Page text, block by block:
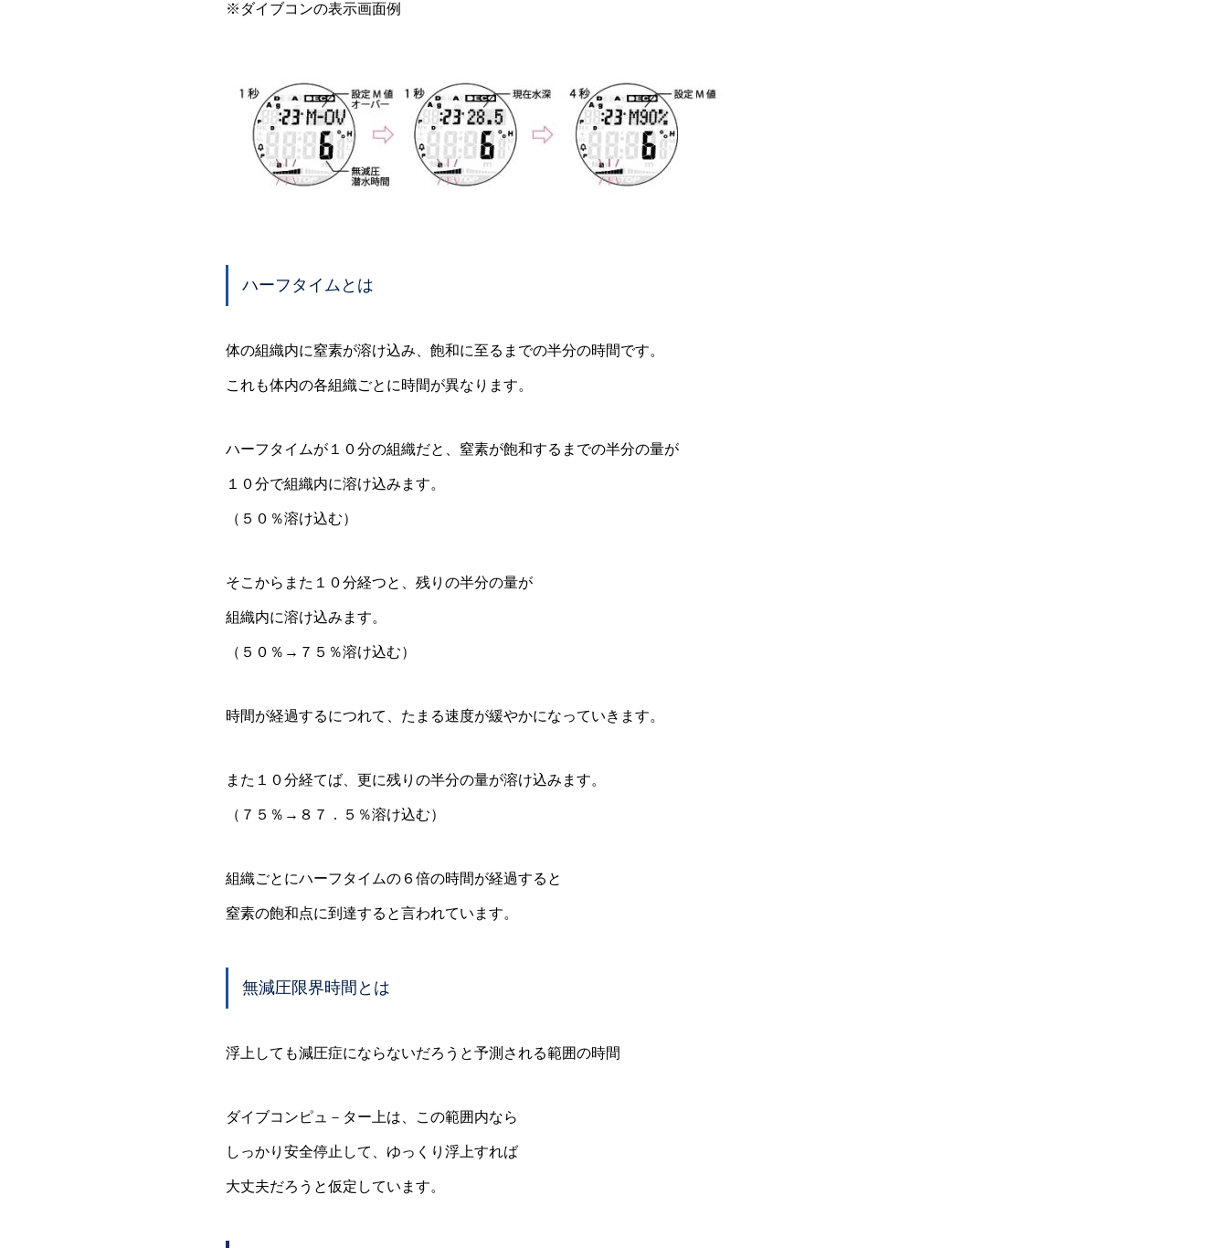
※ダイブコンの表示画面例
ハーフタイムとは
体の組織内に窒素が溶け込み、飽和に至るまでの半分の時間です。
これも体内の各組織ごとに時間が異なります。
ハーフタイムが１０分の組織だと、窒素が飽和するまでの半分の量が
１０分で組織内に溶け込みます。
（５０％溶け込む）
そこからまた１０分経つと、残りの半分の量が
組織内に溶け込みます。
（５０％→７５％溶け込む）
時間が経過するにつれて、たまる速度が緩やかになっていきます。
また１０分経てば、更に残りの半分の量が溶け込みます。
（７５％→８７．５％溶け込む）
組織ごとにハーフタイムの６倍の時間が経過すると
窒素の飽和点に到達すると言われています。
無減圧限界時間とは
浮上しても減圧症にならないだろうと予測される範囲の時間
ダイブコンピュ－ター上は、この範囲内なら
しっかり安全停止して、ゆっくり浮上すれば
大丈夫だろうと仮定しています。